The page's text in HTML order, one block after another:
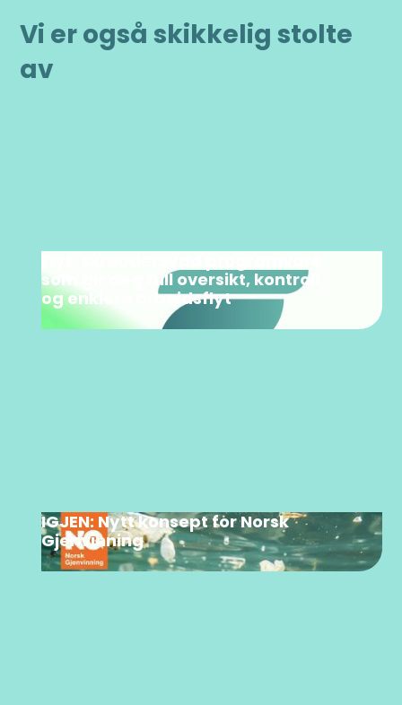
Vi er også skikkelig stolte
av
som gir deg full oversikt, kontroll
og enklere arbeidsflyt
IGJEN: Nytt konsept for Norsk
Gjenvinning